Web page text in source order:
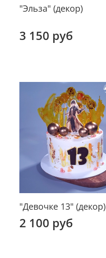
"Эльза" (декор)
3 150 руб
"Девочке 13" (декор)
2 100 руб